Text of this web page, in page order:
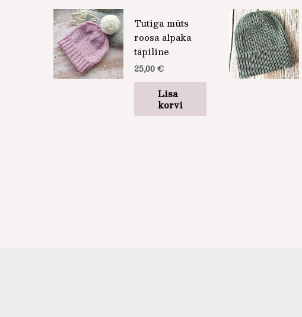
Tutiga müts
roosa alpaka
täpiline
25,00€
Lisa
korvi